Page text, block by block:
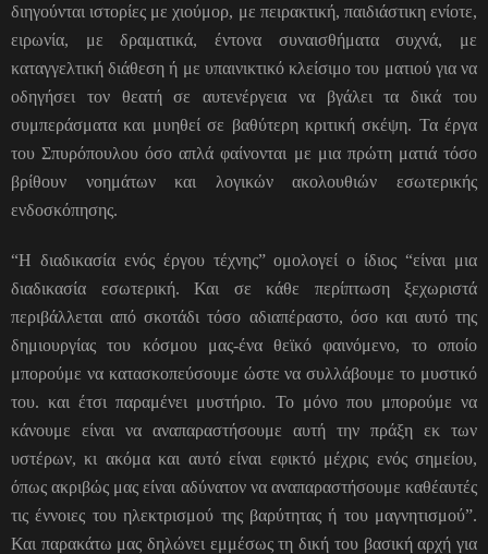
διηγούνται ιστορίες με χιούμορ, με πειρακτική, παιδιάστικη ενίοτε,
ειρωνία, με δραματικά, έντονα συναισθήματα συχνά, με
καταγγελτική διάθεση ή με υπαινικτικό κλείσιμο του ματιού για να
οδηγήσει τον θεατή σε αυτενέργεια να βγάλει τα δικά του
συμπεράσματα και μυηθεί σε βαθύτερη κριτική σκέψη. Τα έργα
του Σπυρόπουλου όσο απλά φαίνονται με μια πρώτη ματιά τόσο
βρίθουν νοημάτων και λογικών ακολουθιών εσωτερικής
ενδοσκόπησης.
“Η διαδικασία ενός έργου τέχνης” ομολογεί ο ίδιος “είναι μια
διαδικασία εσωτερική. Και σε κάθε περίπτωση ξεχωριστά
περιβάλλεται από σκοτάδι τόσο αδιαπέραστο, όσο και αυτό της
δημιουργίας του κόσμου μας-ένα θεϊκό φαινόμενο, το οποίο
μπορούμε να κατασκοπεύσουμε ώστε να συλλάβουμε το μυστικό
του. και έτσι παραμένει μυστήριο. Το μόνο που μπορούμε να
κάνουμε είναι να αναπαραστήσουμε αυτή την πράξη εκ των
υστέρων, κι ακόμα και αυτό είναι εφικτό μέχρις ενός σημείου,
όπως ακριβώς μας είναι αδύνατον να αναπαραστήσουμε καθέαυτές
τις έννοιες του ηλεκτρισμού της βαρύτητας ή του μαγνητισμού”.
Και παρακάτω μας δηλώνει εμμέσως τη δική του βασική αρχή για